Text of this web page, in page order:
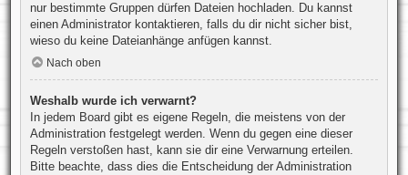
nur bestimmte Gruppen dürfen Dateien hochladen. Du kannst
einen Administrator kontaktieren, falls du dir nicht sicher bist,
wieso du keine Dateianhänge anfügen kannst.
Nach oben
Weshalb wurde ich verwarnt?
In jedem Board gibt es eigene Regeln, die meistens von der
Administration festgelegt werden. Wenn du gegen eine dieser
Regeln verstoßen hast, kann sie dir eine Verwarnung erteilen.
Bitte beachte, dass dies die Entscheidung der Administration